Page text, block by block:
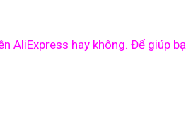
AliExpress hay không. Để giúp